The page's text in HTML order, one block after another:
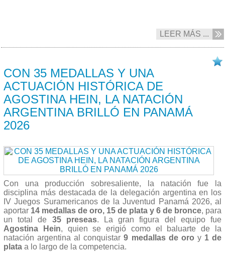
LEER MÁS ...
CON 35 MEDALLAS Y UNA
ACTUACIÓN HISTÓRICA DE
AGOSTINA HEIN, LA NATACIÓN
ARGENTINA BRILLÓ EN PANAMÁ
2026
Con una producción sobresaliente, la natación fue la
disciplina más destacada de la delegación argentina en los
IV Juegos Suramericanos de la Juventud Panamá 2026, al
aportar 14 medallas de oro, 15 de plata y 6 de bronce, para
un total de 35 preseas. La gran figura del equipo fue
Agostina Hein, quien se erigió como el baluarte de la
natación argentina al conquistar9 medallas de oro y1 de
plata a lo largo de la competencia.